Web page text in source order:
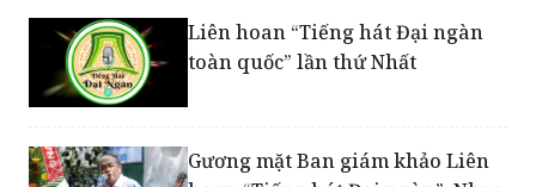
Liên hoan “Tiếng hát Đại ngàn
toàn quốc” lần thứ Nhất
Gương mặt Ban giám khảo Liên